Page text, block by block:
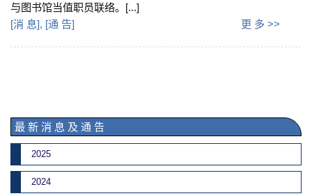
与图书馆当值职员联络。[...]
[消 息], [通 告] 更 多 >>
最 新 消 息 及 通 告
2025
2024